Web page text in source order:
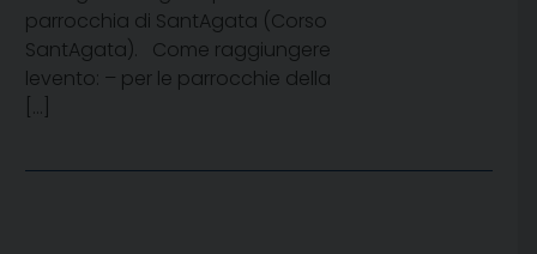
parrocchia di SantAgata (Corso
SantAgata). Come raggiungere
levento: – per le parrocchie della
[…]